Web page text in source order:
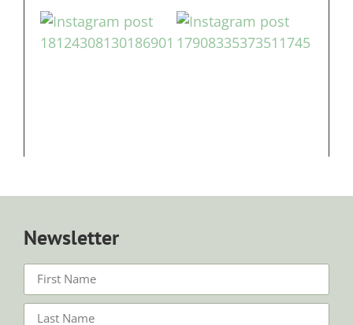
Newsletter